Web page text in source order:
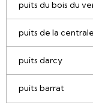
puits du bois du
puits de la
puits darcy
puits barrat